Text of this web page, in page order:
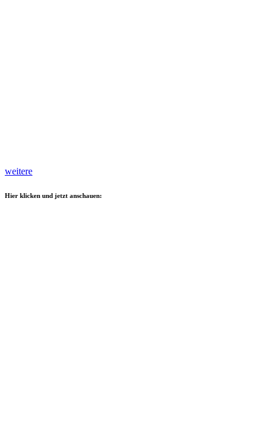
weitere
Hier klicken und jetzt anschauen: